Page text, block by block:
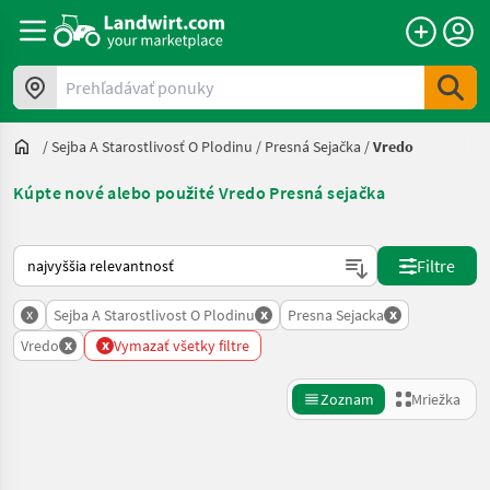
Prehľadávať ponuky
/Sejba A Starostlivosť O Plodinu / Presná Sejačka /Vredo
Kúpte nové alebo použité Vredo Presná sejačka
Takto sa vykonáva triedenie na Landwirt.com
Filtre
x Sejba A Starostlivost O Plodinu x Presna Sejacka x
Vredo x x Vymazať všetky filtre
Zoznam Mriežka